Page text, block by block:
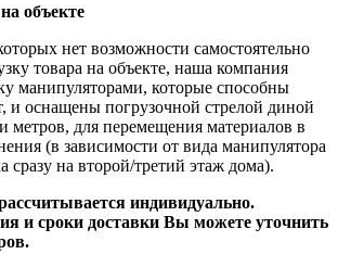
объекте
нет возможности самостоятельно
товара на объекте, наша компания
манипуляторами, которые способны
и оснащены погрузочной стрелой диной
метров, для перемещения материалов в
(в зависимости от вида манипулятора
сразу на второй/третий этаж дома).
индивидуально.
и сроки доставки Вы можете уточнить